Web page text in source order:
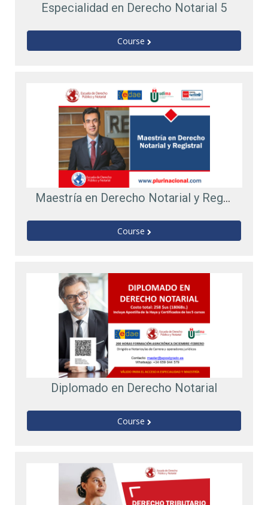
Especialidad en Derecho Notarial 5
Course
Maestría en Derecho Notarial y Registral. 3ª Edición
Course
Diplomado en Derecho Notarial
Course